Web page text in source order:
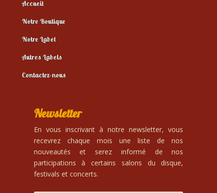
Accueil
Notre Boutique
Notre Label
Autres Labels
Contactez-nous
Newsletter
En vous inscrivant à notre newsletter, vous
recevrez chaque mois une liste de nos
nouveautés et serez informé de nos
participations à certains salons du disque,
festivals et concerts.